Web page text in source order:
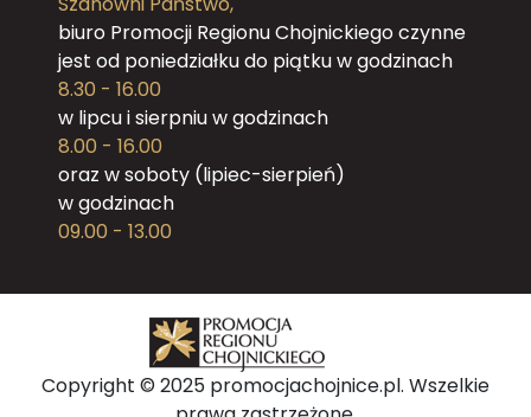
biuro Promocji Regionu Chojnickiego czynne
jest od poniedziałku do piątku w godzinach
8.30 - 16.00
w lipcu i sierpniu w godzinach
8.00 - 16.00
oraz w soboty (lipiec-sierpień)
w godzinach
09.00 - 13.00
Copyright © 2025 promocjachojnice.pl. Wszelkie